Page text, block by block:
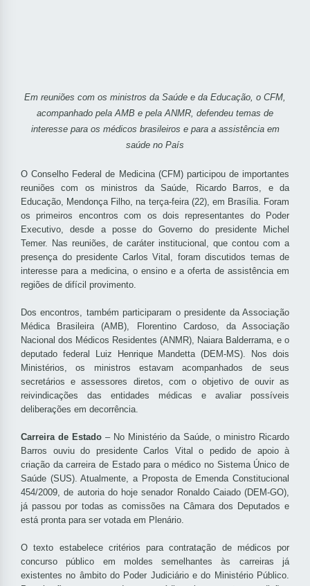
Em reuniões com os ministros da Saúde e da Educação, o CFM,
acompanhado pela AMB e pela ANMR, defendeu temas de
interesse para os médicos brasileiros e para a assistência em
saúde no País
O Conselho Federal de Medicina (CFM) participou de importantes
reuniões com os ministros da Saúde, Ricardo Barros, e da
Educação, Mendonça Filho, na terça-feira (22), em Brasília. Foram
os primeiros encontros com os dois representantes do Poder
Executivo, desde a posse do Governo do presidente Michel
Temer. Nas reuniões, de caráter institucional, que contou com a
presença do presidente Carlos Vital, foram discutidos temas de
interesse para a medicina, o ensino e a oferta de assistência em
regiões de difícil provimento.
Dos encontros, também participaram o presidente da Associação
Médica Brasileira (AMB), Florentino Cardoso, da Associação
Nacional dos Médicos Residentes (ANMR), Naiara Balderrama, e o
deputado federal Luiz Henrique Mandetta (DEM-MS). Nos dois
Ministérios, os ministros estavam acompanhados de seus
secretários e assessores diretos, com o objetivo de ouvir as
reivindicações das entidades médicas e avaliar possíveis
deliberações em decorrência.
Carreira de Estado – No Ministério da Saúde, o ministro Ricardo
Barros ouviu do presidente Carlos Vital o pedido de apoio à
criação da carreira de Estado para o médico no Sistema Único de
Saúde (SUS). Atualmente, a Proposta de Emenda Constitucional
454/2009, de autoria do hoje senador Ronaldo Caiado (DEM-GO),
já passou por todas as comissões na Câmara dos Deputados e
está pronta para ser votada em Plenário.
O texto estabelece critérios para contratação de médicos por
concurso público em moldes semelhantes às carreiras já
existentes no âmbito do Poder Judiciário e do Ministério Público.